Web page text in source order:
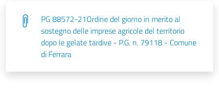
PG 88572-21Ordine del giorno in merito al
sostegno delle imprese agricole del territorio
dopo le gelate tardive - P.G. n. 79118 - Comune
di Ferrara